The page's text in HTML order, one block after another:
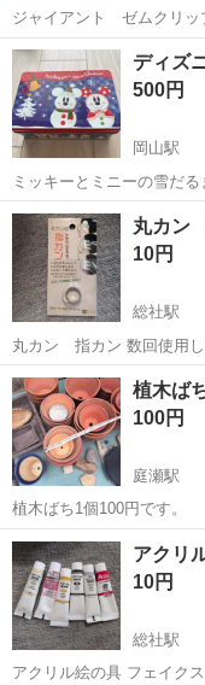
岡山 総社市 総社駅
ディズ
500円
岡山駅
ミッキーとミニーの雪だ
形の空き缶です。 ★古い物です。小さな傷はあるかと思います。 コ
レクション、小物入れなどにいかがで
キーマウス、ミニーマウ...
岡山 岡山市
丸カン
10円
総社駅
丸カン 指カン 数回
岡山 総社市 総社駅
植木ば
100円
庭瀬駅
植木ばち1個100円です。
岡山 岡山市 庭瀬駅
アクリ
10円
総社駅
アクリル絵の具 フェイクスイーツをつくるのに使いました。 残量はま